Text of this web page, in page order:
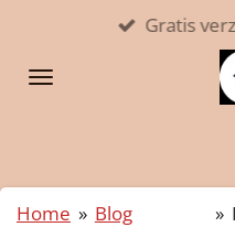
naar
Gratis
Home » Blog
»